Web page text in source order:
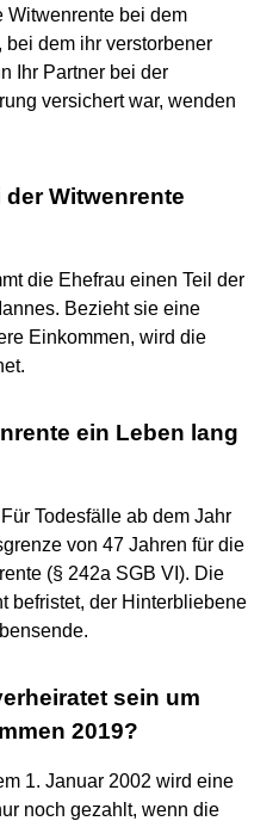
Witwenrente bei dem
bei dem ihr verstorbener
Ihr Partner bei der
versichert war, wenden
Witwenrente
die Ehefrau einen Teil der
Bezieht sie eine
Einkommen, wird die
ein Leben lang
Todesfälle ab dem Jahr
von 47 Jahren für die
(§ 242a SGB VI). Die
befristet, der Hinterbliebene
sein um
2019?
1. Januar 2002 wird eine
noch gezahlt, wenn die